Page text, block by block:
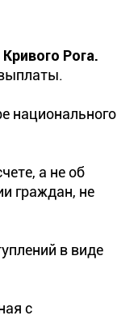
Рога.
национального
а не об
граждан, не
в виде
с